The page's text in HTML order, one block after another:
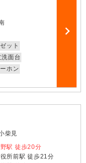
ット
洗面台
ホン
柴見
駅 徒歩20分
所前駅 徒歩21分